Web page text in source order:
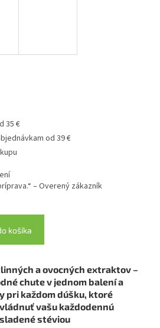
35 €
od 39 €
– Overený zákazník
košíka
a ovocných extraktov –
chute v jednom balení a
pri každom dúšku, ktoré
vašu každodennú
stéviou